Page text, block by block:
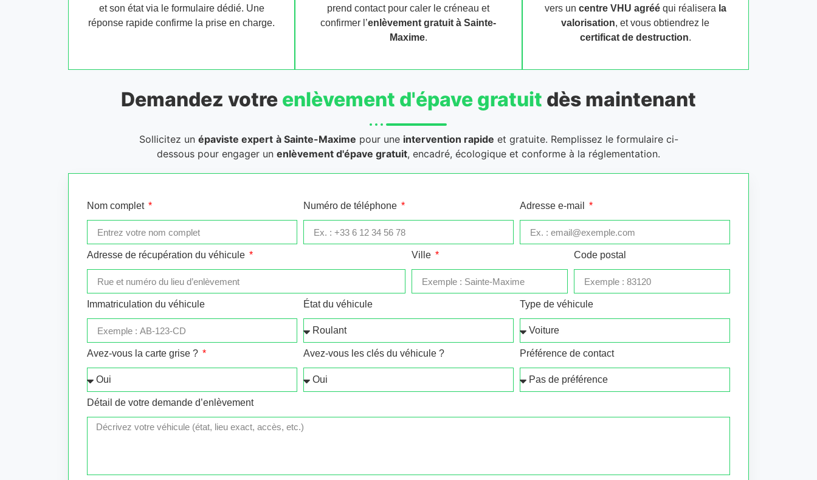
et son état via le formulaire dédié. Une
réponse rapide confirme la prise en charge.
prend contact pour caler le créneau et
confirmer l’enlèvement gratuit à Sainte-
Maxime.
vers un centre VHU agrééqui réaliserala
valorisation, et vous obtiendrez le
certificat de destruction.
Demandez votre enlèvement d'épave gratuit dès maintenant
Sollicitez un épaviste expert à Sainte-Maxime pour une intervention rapide et gratuite. Remplissez le formulaire ci-
dessous pour engager un enlèvement d'épave gratuit, encadré, écologique et conforme à la réglementation.
Nom complet Numéro de téléphone Adresse e-mail
Adresse de récupération du véhicule Ville Code postal
Immatriculation du véhicule État du véhicule Type de véhicule
Avez-vous la carte grise ? Avez-vous les clés du véhicule ? Préférence de contact
Détail de votre demande d’enlèvement